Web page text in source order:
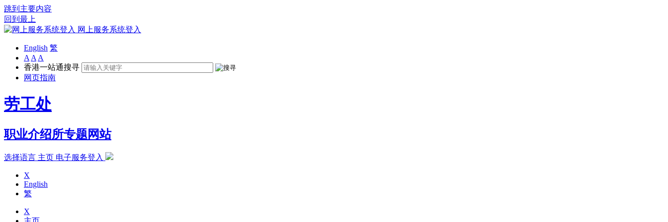
跳到主要内容
回到最上
网上服务系统登入
English 繁
A A A
香港一站通搜寻
网页指南
劳工处
职业介绍所专题网站
选择语言 主页 电子服务登入
X
English
繁
X